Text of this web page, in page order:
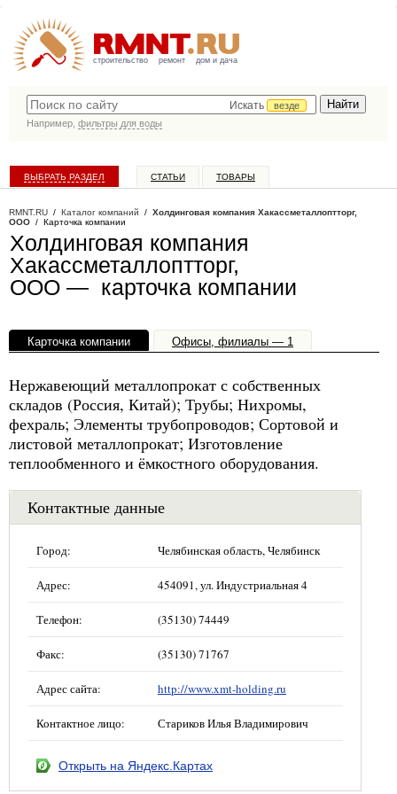
строительство ремонт дом и дача
Искать
везде
Например, фильтры для воды
ВЫБРАТЬ РАЗДЕЛ СТАТЬИ ТОВАРЫ
RMNT.RU / Каталог компаний / Холдинговая компания Хакассметаллоптторг,
ООО / Карточка компании
Холдинговая компания
Хакассметаллоптторг,
ООО — карточка компании
Карточка компании Офисы, филиалы — 1
Нержавеющий металлопрокат с собственных
складов (Россия, Китай); Трубы; Нихромы,
фехраль; Элементы трубопроводов; Сортовой и
листовой металлопрокат; Изготовление
теплообменного и ёмкостного оборудования.
Контактные данные
Город: Челябинская область, Челябинск
Адрес: 454091, ул. Индустриальная 4
Телефон: (35130) 74449
Факс: (35130) 71767
Адрес сайта: http://www.xmt-holding.ru
Контактное лицо: Стариков Илья Владимирович
Открыть на Яндекс.Картах